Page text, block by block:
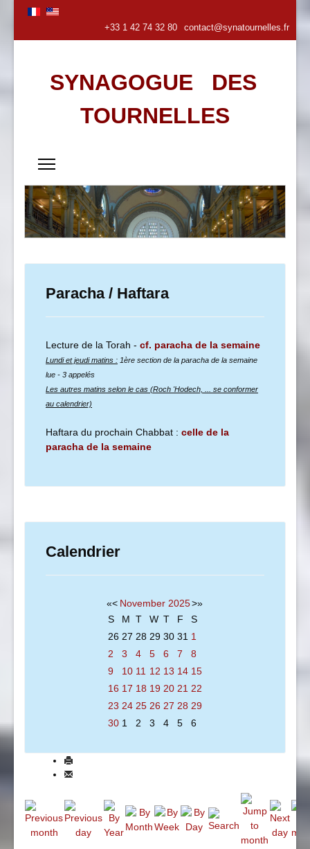
+33 1 42 74 32 80 contact@synatournelles.fr
SYNAGOGUE DES
TOURNELLES
Paracha / Haftara
Lecture de la Torah - cf. paracha de la semaine
Lundi et jeudi matins : 1ère section de la paracha de la semaine
lue - 3 appelés
Les autres matins selon le cas (Roch 'Hodech, ... se conformer
au calendrier)
Haftara du prochain Chabbat : celle de la
paracha de la semaine
Calendrier
«< November 2025>»
S
M T W T F
S
26 27 28 29 30 31 1
2
3 4 5 6 7
8
9
10 11 12 13 14 15
16 17 18 19 20 21 22
23 24 25 26 27 28 29
30 1 2 3 4 5 6